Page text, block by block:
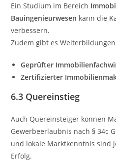
Ein Studium im Bereich
Bauingenieurwesen kann die
verbessern.
Zudem gibt es
Geprüfter
Zertifizierter
6.3 Quereinstieg
Auch Quereinsteiger können
Gewerbeerlaubnis nach § 34c
und lokale Marktkenntnis sind
Erfolg.